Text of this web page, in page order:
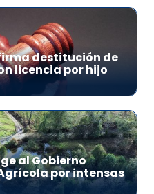
destitución de
licencia por hijo
al Gobierno
por intensas